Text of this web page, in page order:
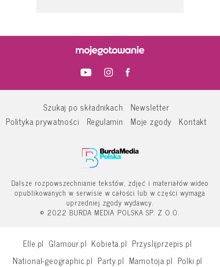
Szukaj po składnikach
Newsletter
Polityka prywatności
Regulamin Moje zgody Kontakt
Dalsze rozpowszechnianie tekstów, zdjęć i materiałów wideo
opublikowanych w serwisie w całości lub w części wymaga
uprzedniej zgody wydawcy.
© 2022 BURDA MEDIA POLSKA SP. Z O.O.
Elle.pl Glamour.pl Kobieta.pl Przyslijprzepis.pl
National-geographic.pl Party.pl Mamotoja.pl Polki.pl